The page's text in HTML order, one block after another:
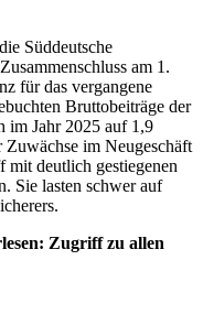
Süddeutsche
am 1.
für das vergangene
Bruttobeiträge der
im Jahr 2025 auf 1,9
im Neugeschäft
deutlich gestiegenen
Sie lasten schwer auf
Zugriff zu allen